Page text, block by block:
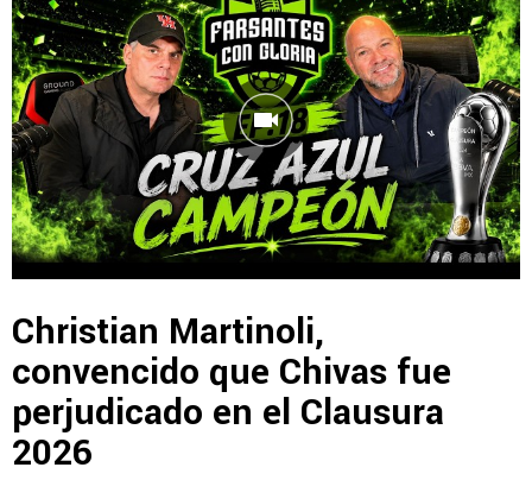
Christian Martinoli,
convencido que Chivas fue
perjudicado en el Clausura
2026